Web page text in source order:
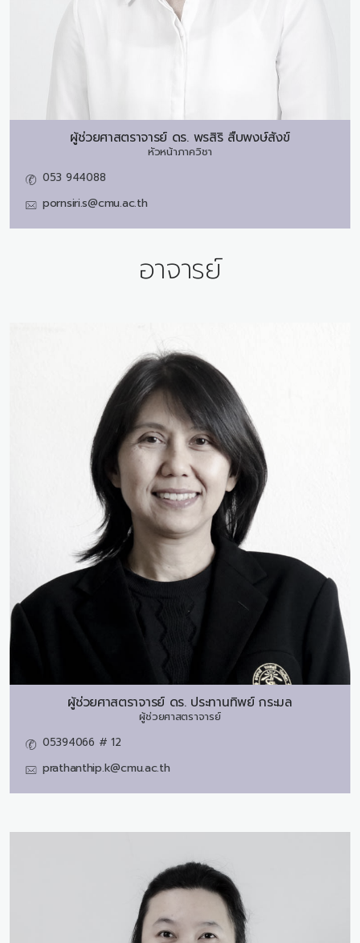
ผู้ช่วยศาสตราจารย์ ดร. พรสิริ สืบพงษ์สังข์
หัวหน้าภาควิชา
053 944088
pornsiri.s@cmu.ac.th
อาจารย์
ผู้ช่วยศาสตราจารย์ ดร. ประทานทิพย์ กระมล
ผู้ช่วยศาสตราจารย์
05394066 # 12
prathanthip.k@cmu.ac.th